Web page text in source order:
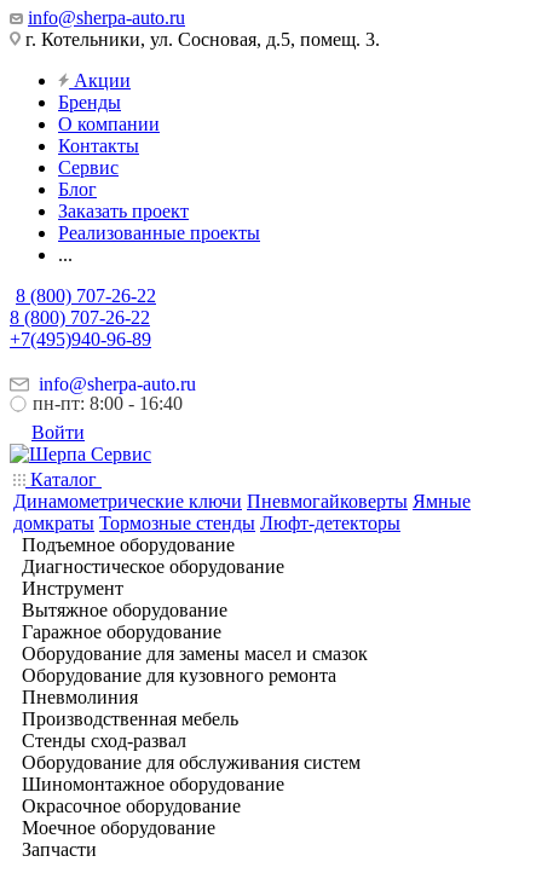
info@sherpa-auto.ru
г. Котельники, ул. Сосновая, д.5, помещ. 3.
Акции
Бренды
О компании
Контакты
Сервис
Блог
Заказать проект
Реализованные проекты
...
8 (800) 707-26-22
8 (800) 707-26-22
+7(495)940-96-89
info@sherpa-auto.ru
пн-пт: 8:00 - 16:40
Войти
Каталог
Динамометрические ключи Пневмогайковерты Ямные
домкраты Тормозные стенды Люфт-детекторы
Подъемное оборудование
Диагностическое оборудование
Инструмент
Вытяжное оборудование
Гаражное оборудование
Оборудование для замены масел и смазок
Оборудование для кузовного ремонта
Пневмолиния
Производственная мебель
Стенды сход-развал
Оборудование для обслуживания систем
Шиномонтажное оборудование
Окрасочное оборудование
Моечное оборудование
Запчасти